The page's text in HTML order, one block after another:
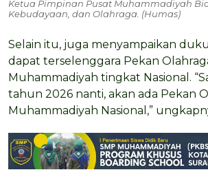
Ketua Pimpinan Pusat Muhammadiyah
Kebudayaan, dan Olahraga. (Humas)
Selain itu, juga menyampaikan
dapat terselenggara Pekan
Muhammadiyah tingkat Nasional.
tahun 2026 nanti, akan ada Pekan
Muhammadiyah Nasional,”